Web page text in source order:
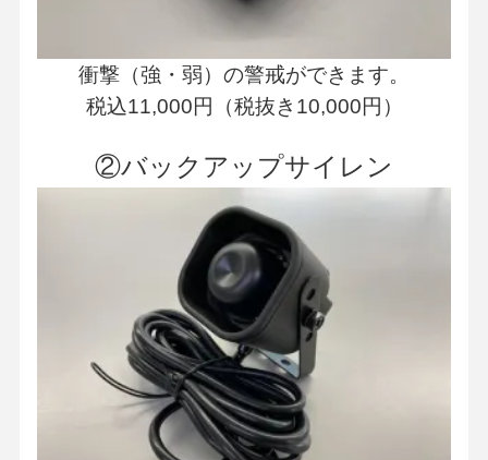
衝撃（強・弱）の警戒ができます。
税込11,000円（税抜き10,000円）
②バックアップサイレン